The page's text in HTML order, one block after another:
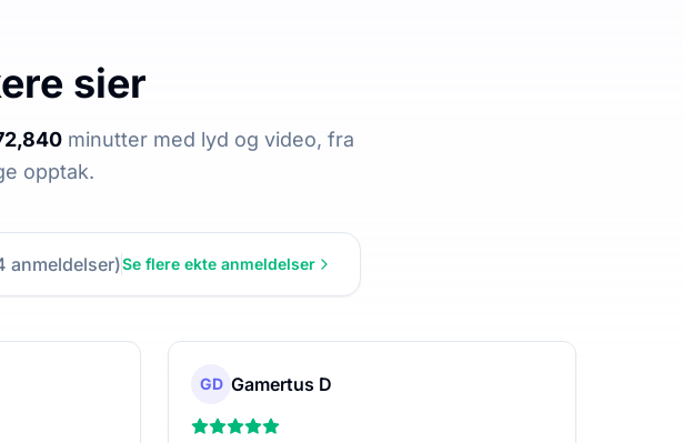
sier
minutter med lyd og video, fra
opptak.
anmeldelser)Se flere ekte anmeldelser
GD Gamertus D